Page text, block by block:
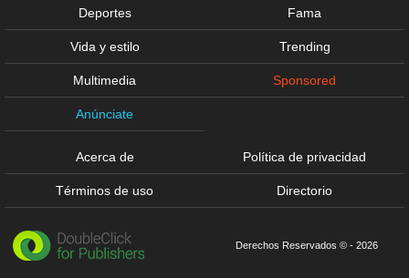
Deportes Fama
Vida y estilo Trending
Multimedia Sponsored
Anúnciate
Acerca de Política de privacidad
Términos de uso Directorio
Derechos Reservados © - 2026